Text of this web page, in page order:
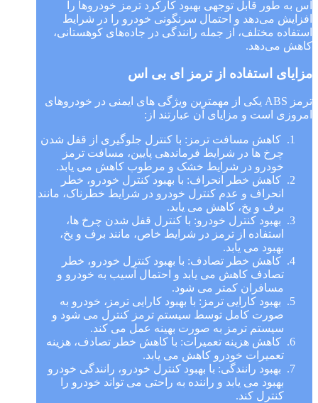
اس به طور قابل توجهی بهبود کارکرد ترمز خودروها را
افزایش می‌دهد و احتمال سرنگونی خودرو را در شرایط
استفاده مختلف، از جمله رانندگی در جاده‌های کوهستانی،
کاهش می‌دهد.
مزایای استفاده از ترمز ای بی اس
ترمز ABS یکی از مهمترین ویژگی های ایمنی در خودروهای
امروزی است و مزایای آن عبارتند از:
کاهش مسافت ترمز: با کنترل جلوگیری از قفل شدن
چرخ ها در شرایط فرماندهی پایین، مسافت ترمز
خودرو در شرایط خشک و مرطوب کاهش می یابد.
کاهش خطر انحراف: با بهبود کنترل خودرو، خطر
انحراف و عدم کنترل خودرو در شرایط خطرناک، مانند
برف و یخ، کاهش می یابد.
بهبود کنترل خودرو: با کنترل قفل شدن چرخ ها،
استفاده از ترمز در شرایط خاص، مانند برف و یخ،
بهبود می یابد.
کاهش خطر تصادف: با بهبود کنترل خودرو، خطر
تصادف کاهش می یابد و احتمال آسیب به خودرو و
مسافران کمتر می شود.
بهبود کارایی ترمز: با بهبود کارایی ترمز، خودرو به
صورت کامل توسط سیستم ترمز کنترل می شود و
سیستم ترمز به صورت بهینه عمل می کند.
کاهش هزینه تعمیرات: با کاهش خطر تصادف، هزینه
تعمیرات خودرو کاهش می یابد.
بهبود رانندگی: با بهبود کنترل خودرو، رانندگی خودرو
بهبود می یابد و راننده به راحتی می تواند خودرو را
کنترل کند.